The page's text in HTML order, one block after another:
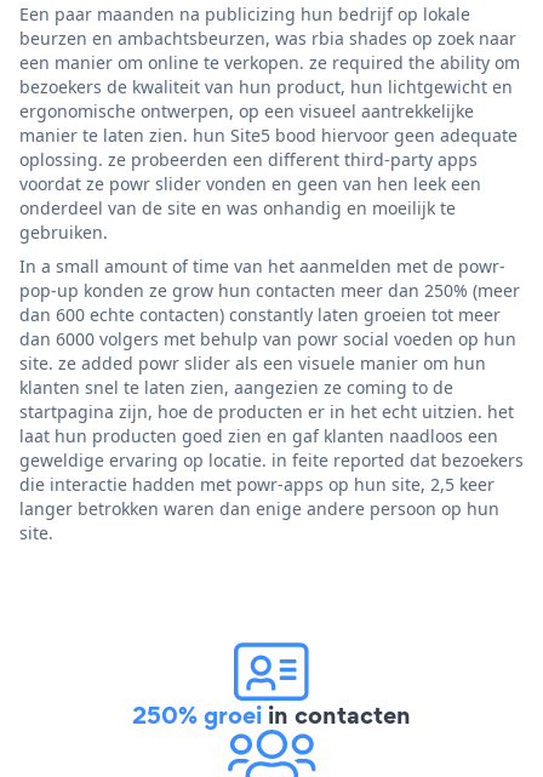
Een paar maanden na publicizing hun bedrijf op lokale
beurzen en ambachtsbeurzen, was rbia shades op zoek naar
een manier om online te verkopen. ze required the ability om
bezoekers de kwaliteit van hun product, hun lichtgewicht en
ergonomische ontwerpen, op een visueel aantrekkelijke
manier te laten zien. hun Site5 bood hiervoor geen adequate
oplossing. ze probeerden een different third-party apps
voordat ze powr slider vonden en geen van hen leek een
onderdeel van de site en was onhandig en moeilijk te
gebruiken.
In a small amount of time van het aanmelden met de powr-
pop-up konden ze grow hun contacten meer dan 250% (meer
dan 600 echte contacten) constantly laten groeien tot meer
dan 6000 volgers met behulp van powr social voeden op hun
site. ze added powr slider als een visuele manier om hun
klanten snel te laten zien, aangezien ze coming to de
startpagina zijn, hoe de producten er in het echt uitzien. het
laat hun producten goed zien en gaf klanten naadloos een
geweldige ervaring op locatie. in feite reported dat bezoekers
die interactie hadden met powr-apps op hun site, 2,5 keer
langer betrokken waren dan enige andere persoon op hun
site.
250% groei in contacten